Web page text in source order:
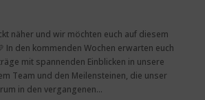
näher und wir möchten euch auf diesem
In den kommenden Wochen erwarten euch
mit spannenden Einblicken in unsere
Team und den Meilensteinen, die unser
in den vergangenen...